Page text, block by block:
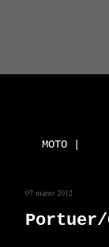
MOTO |
07 marzo 2012